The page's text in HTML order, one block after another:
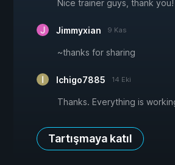
Nice trainer guys, thank you!
Jimmyxian 9 Kas
~thanks for sharing
Ichigo7885 14 Eki
Thanks. Everything is
Tartışmaya katıl